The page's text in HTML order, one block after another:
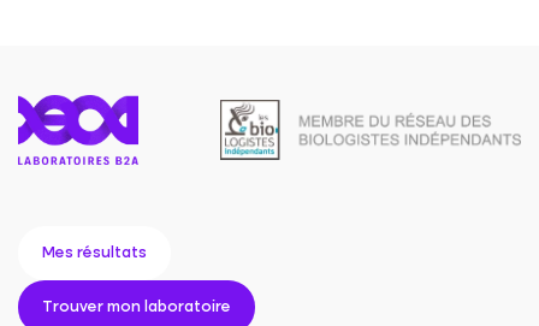
Mes résultats
Trouver mon laboratoire